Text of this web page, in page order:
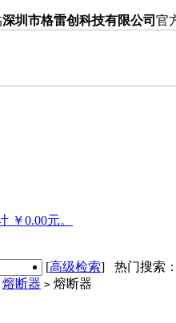
深圳市格雷创科技有限公司 官
￥0.00元。
[高级检索] 热门搜索：
熔断器 > 熔断器